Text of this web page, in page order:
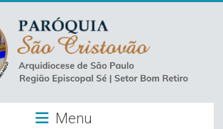
Menu